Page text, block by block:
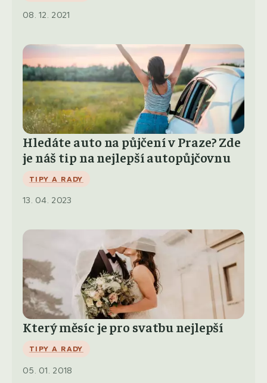
08. 12. 2021
Hledáte auto na půjčení v Praze? Zde
je náš tip na nejlepší autopůjčovnu
TIPY A RADY
13. 04. 2023
Který měsíc je pro svatbu nejlepší
TIPY A RADY
05. 01. 2018